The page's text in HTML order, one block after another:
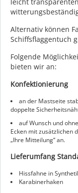
Alternativ können
Schiffsflaggentuch
Folgende
bieten wir an:
Konfektionierung
an der Mastseite
doppelte
auf Wunsch und
Ecken mit zusätzlichen
„Ihre Mitteilung“ an.
Lieferumfang
Hissfahne in
Karabinerhaken